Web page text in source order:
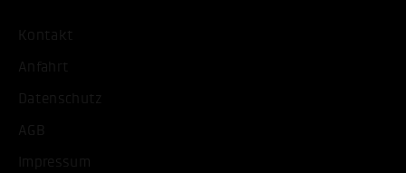
Kontakt
Anfahrt
Datenschutz
AGB
Impressum